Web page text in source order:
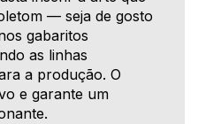
— seja de gosto
gabaritos
as linhas
a produção. O
e garante um